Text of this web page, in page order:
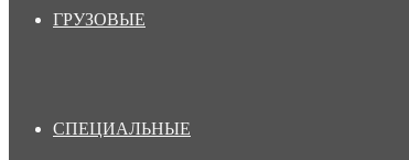
ГРУЗОВЫЕ
СПЕЦИАЛЬНЫЕ